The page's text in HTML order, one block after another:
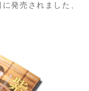
発売されました、